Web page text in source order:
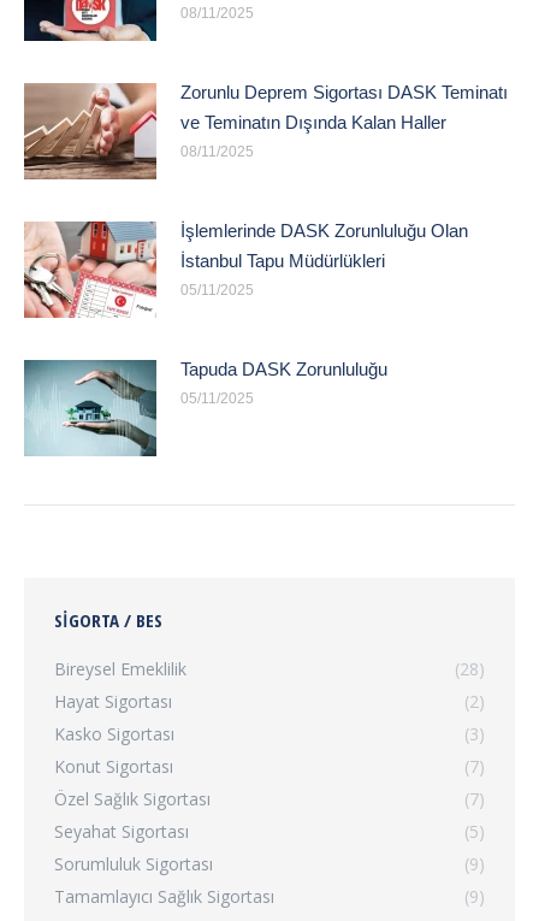
08/11/2025
Zorunlu Deprem Sigortası DASK Teminatı
ve Teminatın Dışında Kalan Haller
08/11/2025
İşlemlerinde DASK Zorunluluğu Olan
İstanbul Tapu Müdürlükleri
05/11/2025
Tapuda DASK Zorunluluğu
05/11/2025
SIGORTA / BES
Bireysel Emeklilik
(28)
Hayat Sigortası
(2)
Kasko Sigortası
(3)
Konut Sigortası
(7)
Özel Sağlık Sigortası
(7)
Seyahat Sigortası
(5)
Sorumluluk Sigortası
(9)
Tamamlayıcı Sağlık Sigortası
(9)